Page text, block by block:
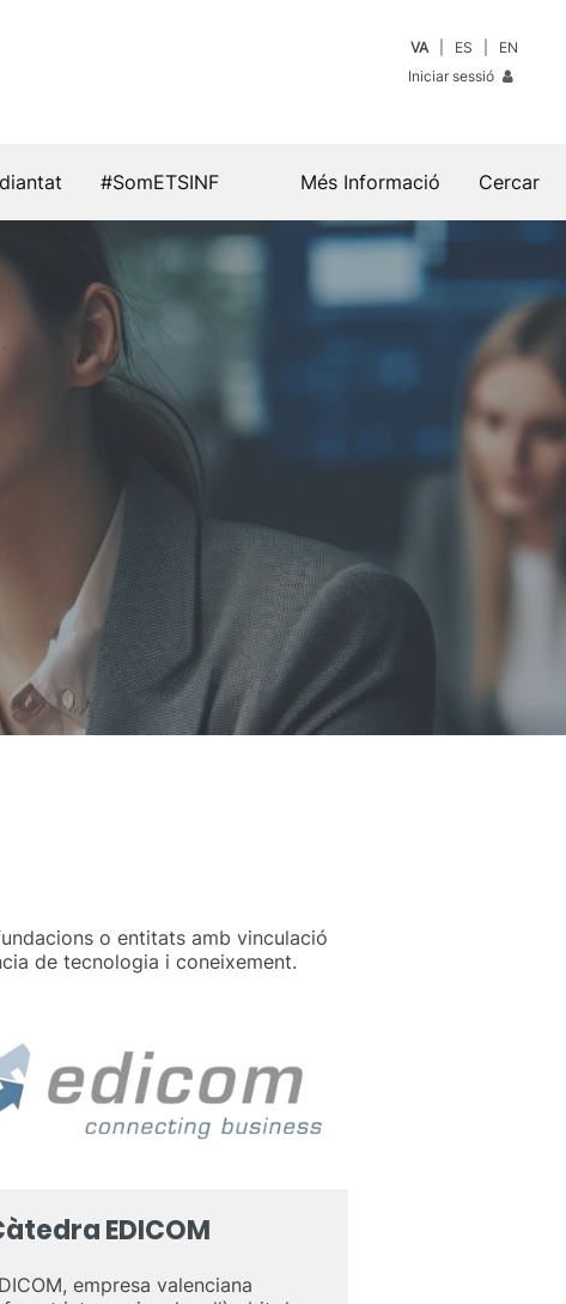
VA ES
EN
Iniciar sessió
#SomETSINF Cercar
Més Informació
o entitats amb vinculació
de tecnologia i coneixement.
EDICOM
empresa valenciana